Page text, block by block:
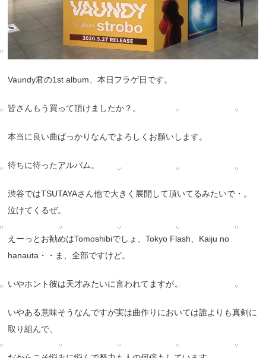
Vaundy君の1st album 、本日フラゲ日です。
皆さんもう買って頂けましたか？。
本当に良い曲ばっかりなんでよろしくお願いします。
待ちに待ったアルバム。
渋谷ではTSUTAYAさん他で大きく展開して頂いてるみたいで・。
泣けてくるぜ。
えーっとお勧めはTomoshibiでしょ、Tokyo Flash
Kaiju no
hanauta ・・ま、全部ですけど。
いやホント彼は天才みたいに言われてますが、
いやある意味そうなんですが実は曲作りにおいては誰よりも真剣に
取り組んで、